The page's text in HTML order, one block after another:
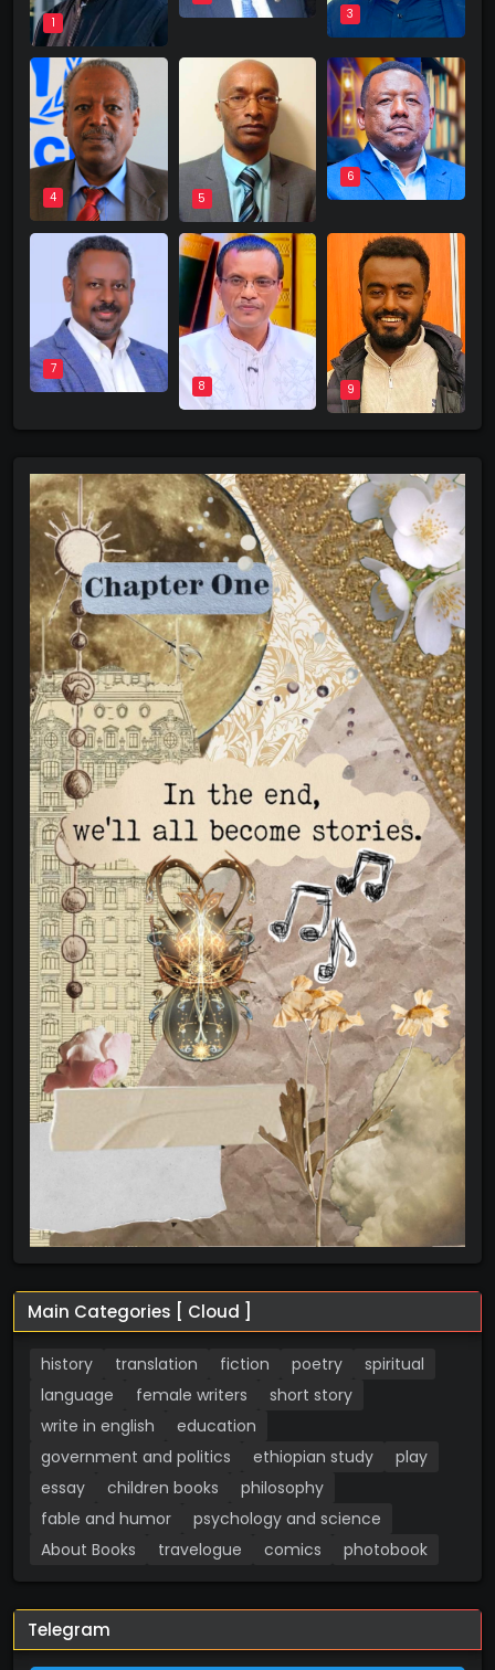
1
3
4 5
6
7
8
9
Main Categories [ Cloud ]
history translation fiction poetry
spiritual
language
female writers
short story
write in english
education
government and politics
ethiopian study
play
essay
children books
philosophy
fable and humor
psychology and science
About Books
travelogue comics photobook
Telegram